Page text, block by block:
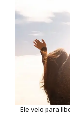
Ele veio para